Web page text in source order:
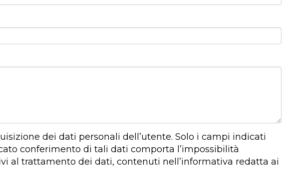
dei dati personali dell’utente. Solo i campi indicati
conferimento di tali dati comporta l’impossibilità
al trattamento dei dati, contenuti nell’informativa redatta ai